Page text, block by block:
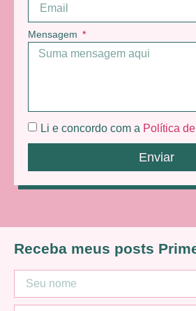
Mensagem
Li e concordo com a Política
Enviar
Receba meus posts